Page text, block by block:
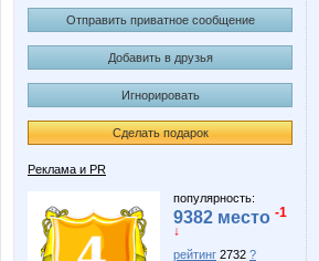
Отправить приватное сообщение
Добавить в друзья
Игнорировать
Сделать подарок
Реклама и PR
популярность:
9382 место -1
↓
рейтинг 2732 ?